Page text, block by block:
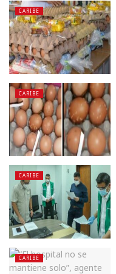
CARIBE
CARIBE
CARIBE
CARIBE